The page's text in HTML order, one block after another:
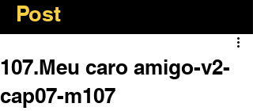
Post
107.Meu caro amigo-v2-
cap07-m107